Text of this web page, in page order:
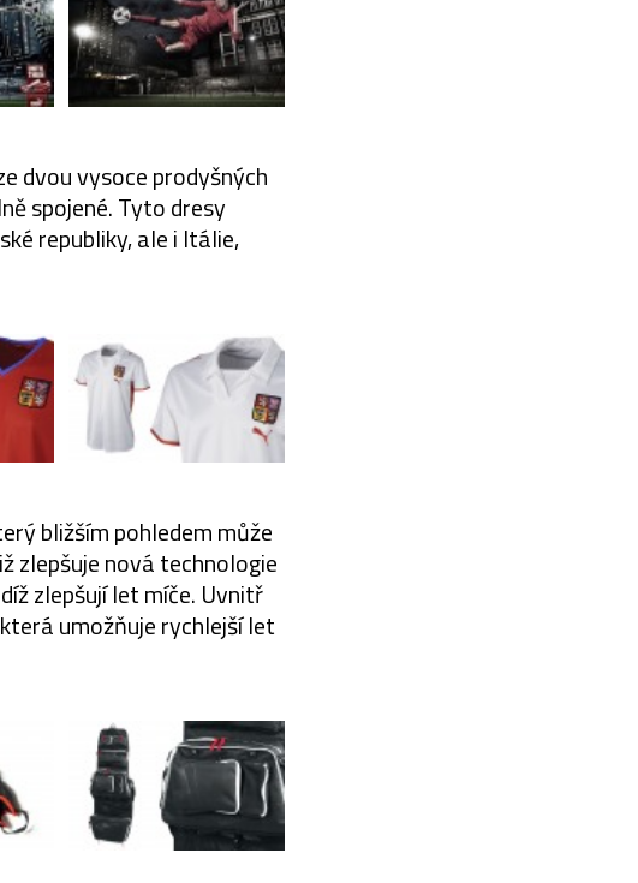
dvou vysoce prodyšných
spojené. Tyto dresy
republiky, ale i Itálie,
bližším pohledem může
zlepšuje nová technologie
zlepšují let míče. Uvnitř
umožňuje rychlejší let